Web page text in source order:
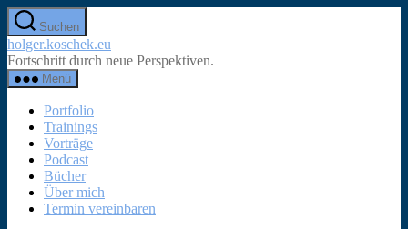
Zum
Inhalt
springen
Suchen
holger.koschek.eu
Fortschritt durch neue Perspektiven.
Menü
Portfolio
Trainings
Vorträge
Podcast
Bücher
Über mich
Termin vereinbaren